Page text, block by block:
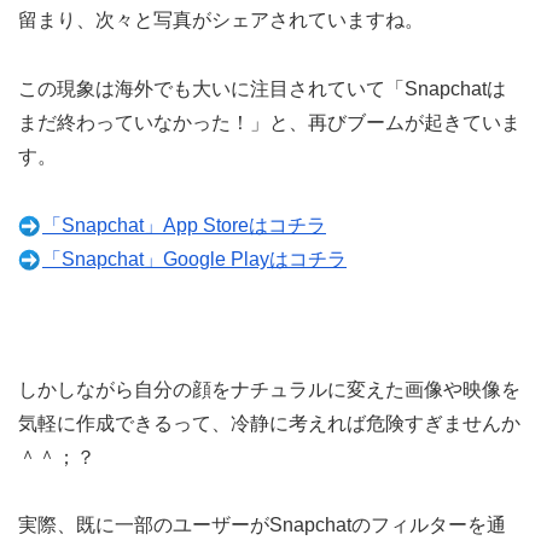
留まり、次々と写真がシェアされていますね。
この現象は海外でも大いに注目されていて「Snapchatは
まだ終わっていなかった！」と、再びブームが起きていま
す。
「Snapchat」App Storeはコチラ
「Snapchat」Google Playはコチラ
しかしながら自分の顔をナチュラルに変えた画像や映像を
気軽に作成できるって、冷静に考えれば危険すぎませんか
＾＾；？
実際、既に一部のユーザーがSnapchatのフィルターを通